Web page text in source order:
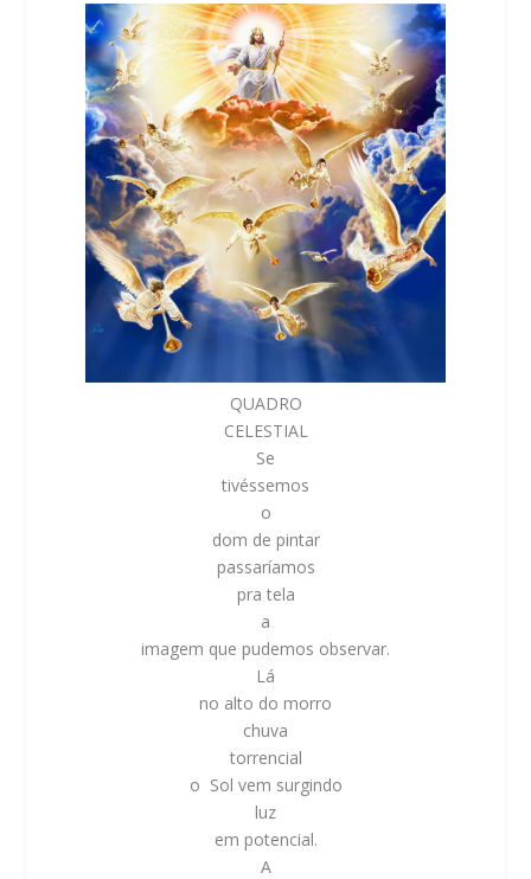
QUADRO
CELESTIAL
Se
tivéssemos
o
dom de pintar
passaríamos
pra tela
a
imagem que pudemos observar.
Lá
no alto do morro
chuva
torrencial
o Sol vem surgindo
luz
em potencial.
A